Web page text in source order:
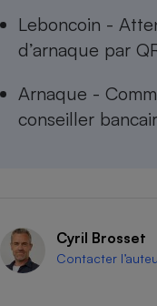
Leboncoin -
d’arnaque par
Arnaque -
conseiller
Cyril Brosset
Contacter